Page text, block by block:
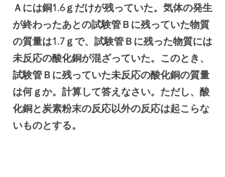
Ａには銅1.6ｇだけが残っていた。気体の発生
が終わったあとの試験管Ｂに残っていた物質
の質量は1.7ｇで、試験管Ｂに残った物質には
未反応の酸化銅が混ざっていた。このとき、
試験管Ｂに残っていた未反応の酸化銅の質量
は何ｇか。計算して答えなさい。ただし、酸
化銅と炭素粉末の反応以外の反応は起こらな
いものとする。